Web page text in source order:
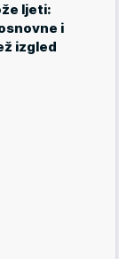
ljeti:
i
izgled